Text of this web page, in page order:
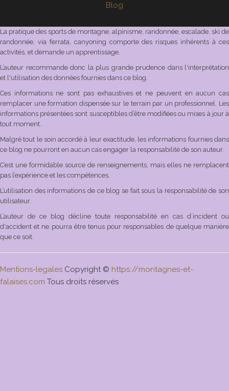
Blog
La pratique des sports de montagne, alpinisme, randonnée, escalade, ski de
randonnée, via ferrata, canyoning comporte des risques inhérents à ces
activités, et demande un apprentissage.
L’auteur recommande donc la plus grande prudence dans l'interprétation
et l'utilisation des données fournies dans ce blog.
Ces informations ne sont pas exhaustives et ne peuvent en aucun cas
remplacer une formation dispensée sur le terrain par un professionnel. Les
informations présentées sont susceptibles d’être modifiées ou mises à jour à
tout moment.
Malgré tout le soin accordé à leur exactitude, les informations fournies dans
ce blog ne pourront en aucun cas engager la responsabilité de son auteur.
C’est une formidable source de renseignements, mais elles ne remplacent
pas l’expérience et les compétences.
L’utilisation des informations de ce blog se fait sous la responsabilité de son
utilisateur.
L’auteur de ce blog décline toute responsabilité en cas d’incident ou
d'accident et ne pourra être tenus pour responsables de quelque manière
que ce soit.
Mentions-legales Copyright © https://montagnes-et-
falaises.com Tous droits réservés